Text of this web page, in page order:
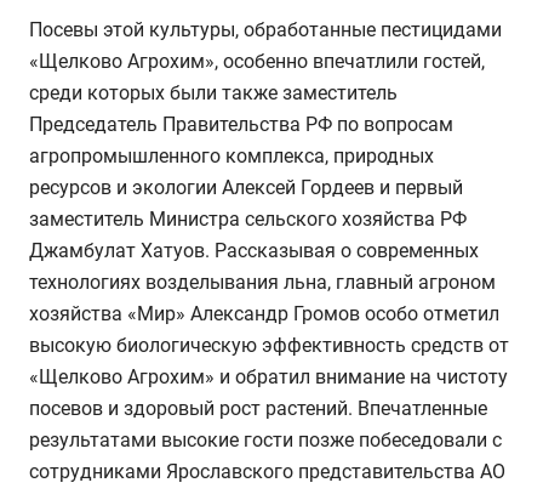
Посевы этой культуры, обработанные пестицидами
«Щелково Агрохим», особенно впечатлили гостей,
среди которых были также заместитель
Председатель Правительства РФ по вопросам
агропромышленного комплекса, природных
ресурсов и экологии Алексей Гордеев и первый
заместитель Министра сельского хозяйства РФ
Джамбулат Хатуов. Рассказывая о современных
технологиях возделывания льна, главный агроном
хозяйства «Мир» Александр Громов особо отметил
высокую биологическую эффективность средств от
«Щелково Агрохим» и обратил внимание на чистоту
посевов и здоровый рост растений. Впечатленные
результатами высокие гости позже побеседовали с
сотрудниками Ярославского представительства АО